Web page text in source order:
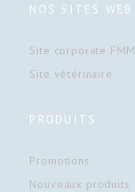
NOS SITES WEB
Site corporate FMM
Site vétérinaire
PRODUITS
Promotions
Nouveaux produits